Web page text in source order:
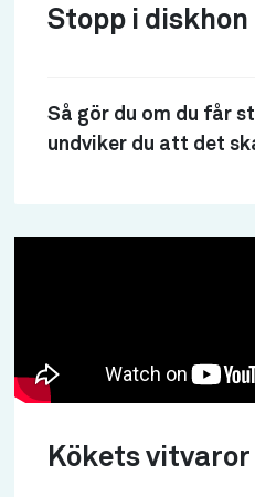
Stopp i diskhon
Så gör du om du får
undviker du att det
Kökets vitvaror